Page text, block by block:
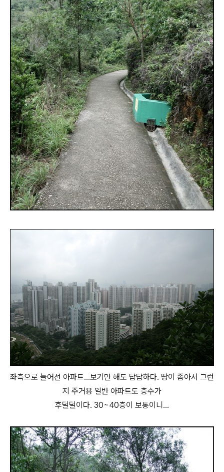
좌측으로 늘어선 아파트...보기만 해도 답답하다. 땅이 좁아서 그런
지 주거용 일반 아파트도 층수가
후덜덜이다. 30~40층이 보통이니...